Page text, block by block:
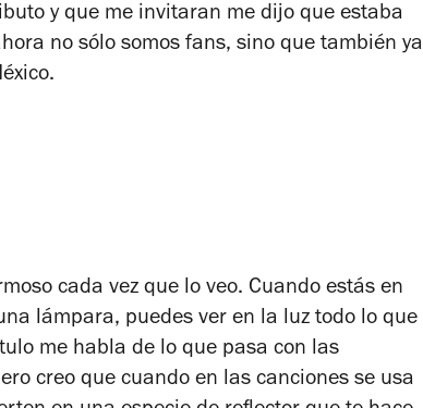
y que me invitaran me dijo que estaba
no sólo somos fans, sino que también ya
cada vez que lo veo. Cuando estás en
lámpara, puedes ver en la luz todo lo que
me habla de lo que pasa con las
creo que cuando en las canciones se usa